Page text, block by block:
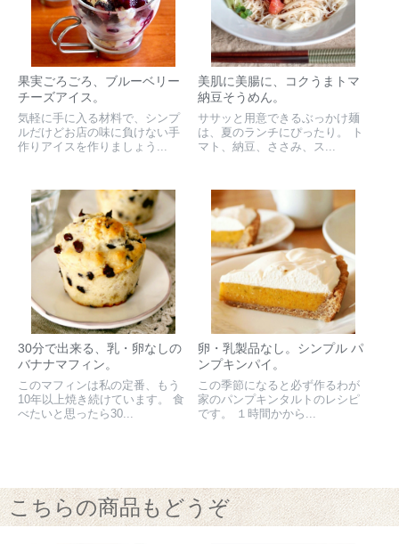
果実ごろごろ、ブルーベリー
チーズアイス。
気軽に手に入る材料で、シンプ
ルだけどお店の味に負けない手
作りアイスを作りましょう...
美肌に美腸に、コクうまトマ
納豆そうめん。
ササッと用意できるぶっかけ麺
は、夏のランチにぴったり。 ト
マト、納豆、ささみ、ス...
30分で出来る、乳・卵なしの
バナナマフィン。
このマフィンは私の定番、もう
10年以上焼き続けています。 食
べたいと思ったら30...
卵・乳製品なし。シンプル パ
ンプキンパイ。
この季節になると必ず作るわが
家のパンプキンタルトのレシピ
です。 １時間かから...
こちらの商品もどうぞ